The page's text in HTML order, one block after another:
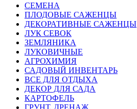
СЕМЕНА
ПЛОДОВЫЕ САЖЕНЦЫ
ДЕКОРАТИВНЫЕ САЖЕНЦЫ
ЛУК СЕВОК
ЗЕМЛЯНИКА
ЛУКОВИЧНЫЕ
АГРОХИМИЯ
САДОВЫЙ ИНВЕНТАРЬ
ВСЕ ДЛЯ ОТДЫХА
ДЕКОР ДЛЯ САДА
КАРТОФЕЛЬ
ГРУНТ, ДРЕНАЖ